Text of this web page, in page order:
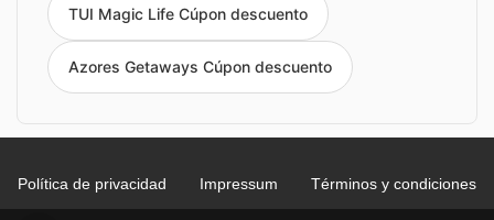
TUI Magic Life Cúpon descuento
Azores Getaways Cúpon descuento
Política de privacidad Impressum Términos y condiciones